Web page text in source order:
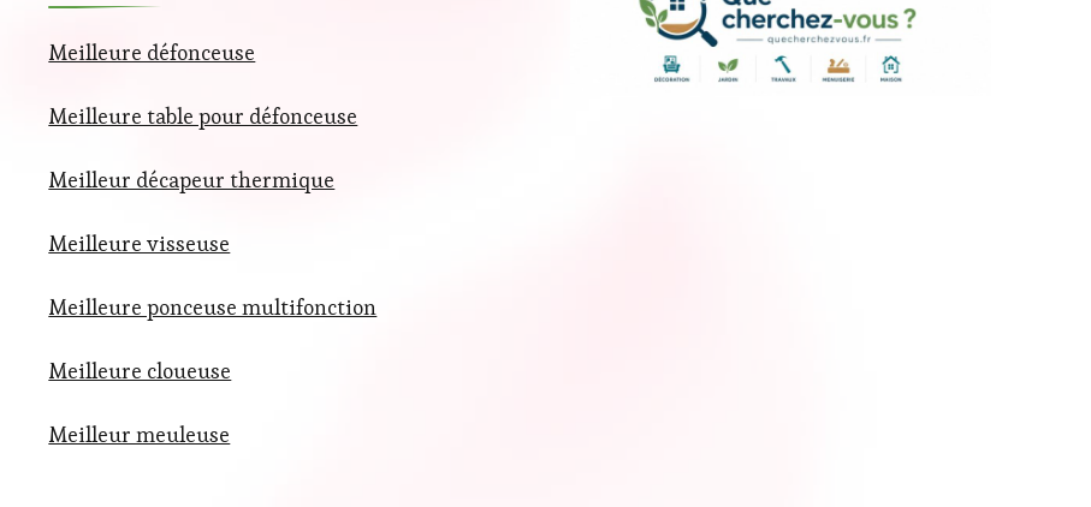
Meilleure défonceuse
Meilleure table pour défonceuse
Meilleur décapeur thermique
Meilleure visseuse
Meilleure ponceuse multifonction
Meilleure cloueuse
Meilleur meuleuse